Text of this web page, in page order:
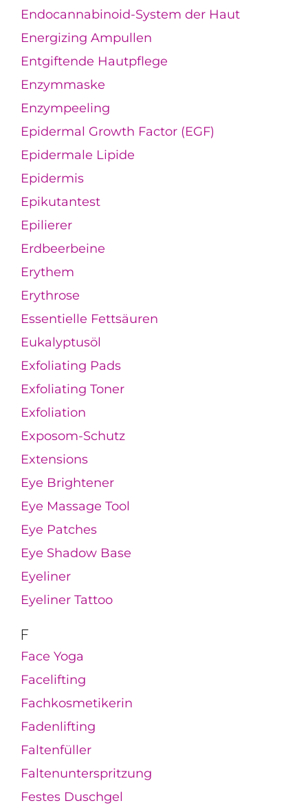
Endocannabinoid-System der Haut
Energizing Ampullen
Entgiftende Hautpflege
Enzymmaske
Enzympeeling
Epidermal Growth Factor (EGF)
Epidermale Lipide
Epidermis
Epikutantest
Epilierer
Erdbeerbeine
Erythem
Erythrose
Essentielle Fettsäuren
Eukalyptusöl
Exfoliating Pads
Exfoliating Toner
Exfoliation
Exposom-Schutz
Extensions
Eye Brightener
Eye Massage Tool
Eye Patches
Eye Shadow Base
Eyeliner
Eyeliner Tattoo
F
Face Yoga
Facelifting
Fachkosmetikerin
Fadenlifting
Faltenfüller
Faltenunterspritzung
Festes Duschgel